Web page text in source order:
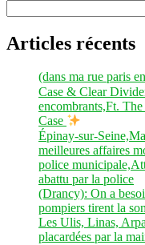
Articles récents
(dans ma rue paris
Case & Clear
encombrants,Ft.
Case
Épinay-sur-
meilleures affaires
police
abattu par la police
(Drancy): On a
pompiers tirent la
Les Ulis, Linas,
placardées par la